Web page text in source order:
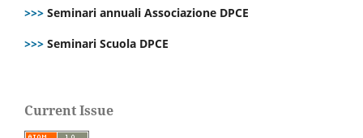
>>> Seminari annuali Associazione DPCE
>>> Seminari Scuola DPCE
Current Issue